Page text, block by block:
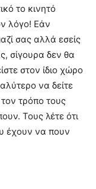
το κινητό
λόγο! Εάν
σας αλλά εσείς
σίγουρα δεν θα
στον ίδιο χώρο
να δείτε
τρόπο τους
Τους λέτε ότι
έχουν να πουν